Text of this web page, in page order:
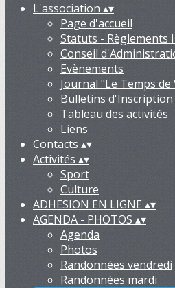
L'association ▴▾
Page d'accueil
Statuts - Règlements
Conseil
Evènements
Journal "Le Temps de
Bulletins d'Inscription
Tableau des activités
Liens
Contacts ▴▾
Activités ▴▾
Sport
Culture
ADHESION EN LIGNE▴▾
AGENDA - PHOTOS ▴▾
Agenda
Photos
Randonnées vendredi
Randonnées mardi